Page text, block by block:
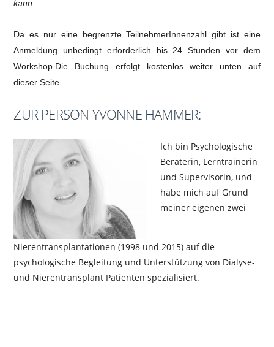
kann.
Da es nur eine begrenzte TeilnehmerInnenzahl gibt ist eine
Anmeldung unbedingt erforderlich bis 24 Stunden vor dem
Workshop.Die Buchung erfolgt kostenlos weiter unten auf
dieser Seite.
ZUR PERSON YVONNE HAMMER:
Ich bin Psychologische
Beraterin, Lerntrainerin
und Supervisorin, und
habe mich auf Grund
meiner eigenen zwei
Nierentransplantationen (1998 und 2015) auf die
psychologische Begleitung und Unterstützung von Dialyse-
und Nierentransplant Patienten spezialisiert.